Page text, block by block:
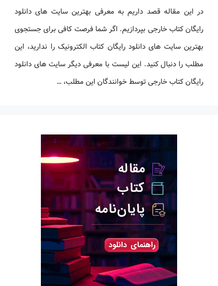
در این مقاله قصد داریم به معرفی بهترین سایت های دانلود
رایگان کتاب خارجی بپردازیم. اگر شما فرصت کافی برای جستجوی
بهترین سایت های دانلود رایگان کتاب الکترونیک را ندارید، این
مطلب را دنبال کنید. این لیست با معرفی دیگر سایت های دانلود
رایگان کتاب خارجی توسط خوانندگان این مطلب، …